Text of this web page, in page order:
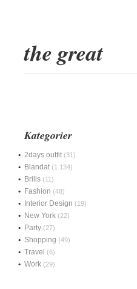
the great
Kategorier
2days outfit (31)
Blandat (1 134)
Brills (11)
Fashion (48)
Interior Design (19)
New York (22)
Party (27)
Shopping (49)
Travel (6)
Work (29)